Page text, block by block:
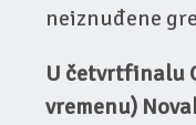
neiznuđene
U četvrtfinalu
vremenu)